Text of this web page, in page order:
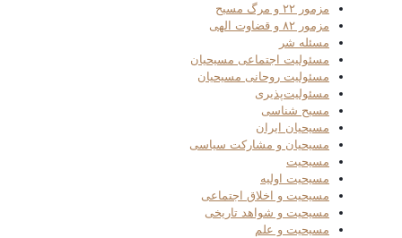
مزمور ۲۲ و مرگ مسیح
مزمور ۸۲ و قضاوت الهی
مسئله شر
مسئولیت اجتماعی مسیحیان
مسئولیت روحانی مسیحیان
مسئولیت‌پذیری
مسیح شناسی
مسیحیان ایران
مسیحیان و مشارکت سیاسی
مسیحیت
مسیحیت اولیه
مسیحیت و اخلاق اجتماعی
مسیحیت و شواهد تاریخی
مسیحیت و علم